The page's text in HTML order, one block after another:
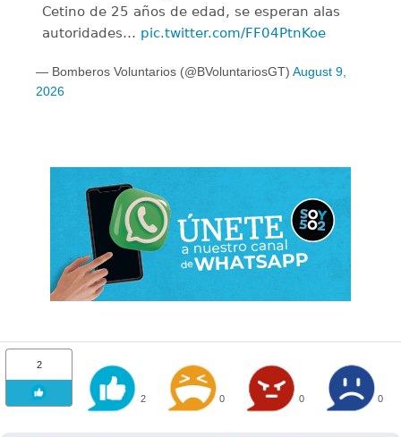
Cetino de 25 años de edad, se esperan alas
autoridades… pic.twitter.com/FF04PtnKoe
— Bomberos Voluntarios (@BVoluntariosGT) August 9,
2026
2
2 0 0 0